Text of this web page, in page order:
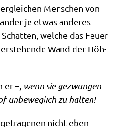
Men­schen von
je etwas ande­res
wel­che das Feu­er
Wand der Höh­
er –, wenn sie gezwun­gen
unbe­weg­lich zu halten!
nicht eben